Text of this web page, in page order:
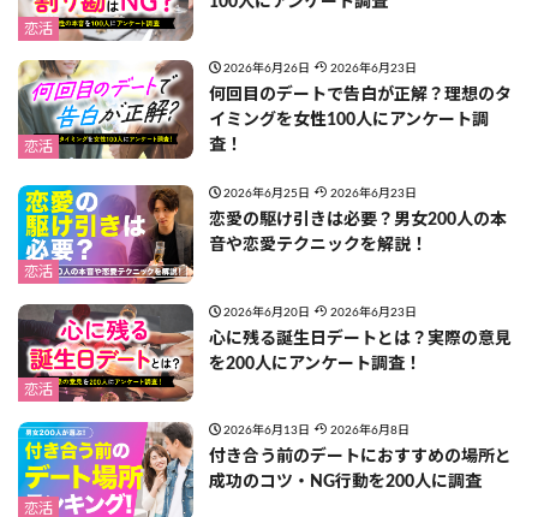
恋活
恋活
2026年6月26日 2026年6月23日
何回目のデートで告白が正解？理想のタ
イミングを女性100人にアンケート調
査！
恋活
2026年6月25日 2026年6月23日
恋愛の駆け引きは必要？男女200人の本
音や恋愛テクニックを解説！
恋活
2026年6月20日 2026年6月23日
心に残る誕生日デートとは？実際の意見
を200人にアンケート調査！
恋活
2026年6月13日 2026年6月8日
付き合う前のデートにおすすめの場所と
成功のコツ・NG行動を200人に調査